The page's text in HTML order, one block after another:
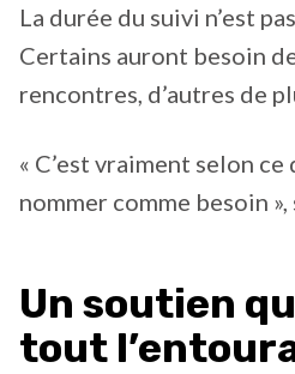
La durée du suivi n’est
Certains auront besoin
rencontres, d’autres de
« C’est vraiment selon ce
nommer comme besoin
Un soutien
tout